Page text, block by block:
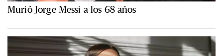
Murió Jorge Messi a los 68 años